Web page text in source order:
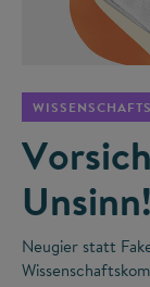
Unsinn!
Neugier statt